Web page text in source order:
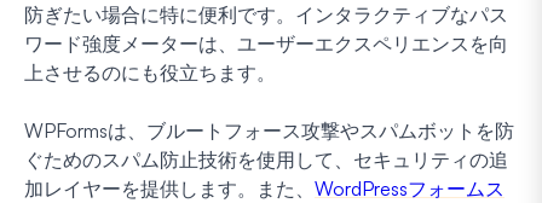
防ぎたい場合に特に便利です。インタラクティブなパス
ワード強度メーターは、ユーザーエクスペリエンスを向
上させるのにも役立ちます。
WPFormsは、ブルートフォース攻撃やスパムボットを防
ぐためのスパム防止技術を使用して、セキュリティの追
加レイヤーを提供します。また、 WordPressフォームス